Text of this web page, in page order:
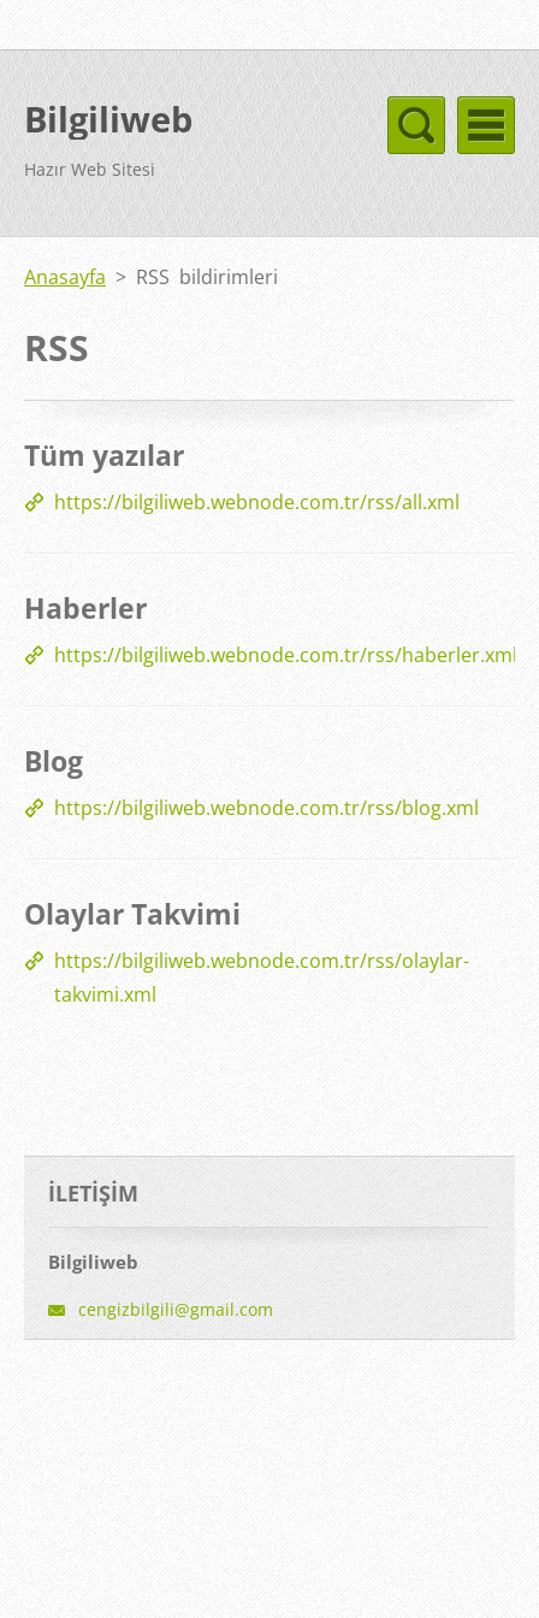
Bilgiliweb
Hazır Web Sitesi
Anasayfa > RSS bildirimleri
RSS
Tüm yazılar
https://bilgiliweb.webnode.com.tr/rss/all.xml
Haberler
https://bilgiliweb.webnode.com.tr/rss/haberler.xml
Blog
https://bilgiliweb.webnode.com.tr/rss/blog.xml
Olaylar Takvimi
https://bilgiliweb.webnode.com.tr/rss/olaylar-
takvimi.xml
İLETIŞIM
Bilgiliweb
cengizbilgili@gmail.com